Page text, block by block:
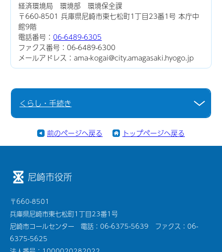
経済環境局 環境部 環境保全課
〒660-8501 兵庫県尼崎市東七松町1丁目23番1号 本庁中
館9階
電話番号：06-6489-6305
ファクス番号：06-6489-6300
メールアドレス：ama-kogai@city.amagasaki.hyogo.jp
くらし・手続き
前のページへ戻る トップページへ戻る
尼崎市役所
〒660-8501
兵庫県尼崎市東七松町1丁目23番1号
尼崎市コールセンター 電話：06-6375-5639 ファクス：06-
6375-5625